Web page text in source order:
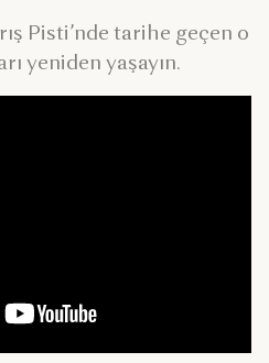
Pisti’nde tarihe geçen o
yeniden yaşayın.